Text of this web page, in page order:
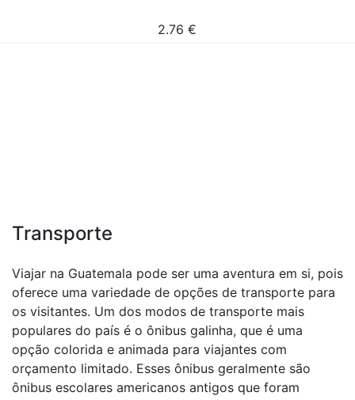
2.76 €
Transporte
Viajar na Guatemala pode ser uma aventura em si, pois
oferece uma variedade de opções de transporte para
os visitantes. Um dos modos de transporte mais
populares do país é o ônibus galinha, que é uma
opção colorida e animada para viajantes com
orçamento limitado. Esses ônibus geralmente são
ônibus escolares americanos antigos que foram